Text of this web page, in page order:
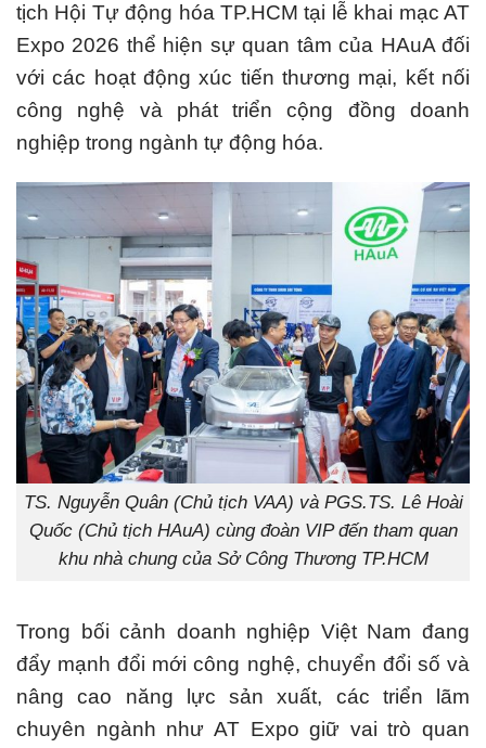
tịch Hội Tự động hóa TP.HCM tại lễ khai mạc AT
Expo 2026 thể hiện sự quan tâm của HAuA đối
với các hoạt động xúc tiến thương mại, kết nối
công nghệ và phát triển cộng đồng doanh
nghiệp trong ngành tự động hóa.
TS. Nguyễn Quân (Chủ tịch VAA) và PGS.TS. Lê Hoài
Quốc (Chủ tịch HAuA) cùng đoàn VIP đến tham quan
khu nhà chung của Sở Công Thương TP.HCM
Trong bối cảnh doanh nghiệp Việt Nam đang
đẩy mạnh đổi mới công nghệ, chuyển đổi số và
nâng cao năng lực sản xuất, các triển lãm
chuyên ngành như AT Expo giữ vai trò quan